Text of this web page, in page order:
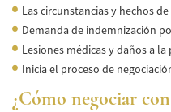
Las circunstancias y hechos
Demanda de indemnización
Lesiones médicas y daños a
Inicia el proceso de
¿Cómo negociar